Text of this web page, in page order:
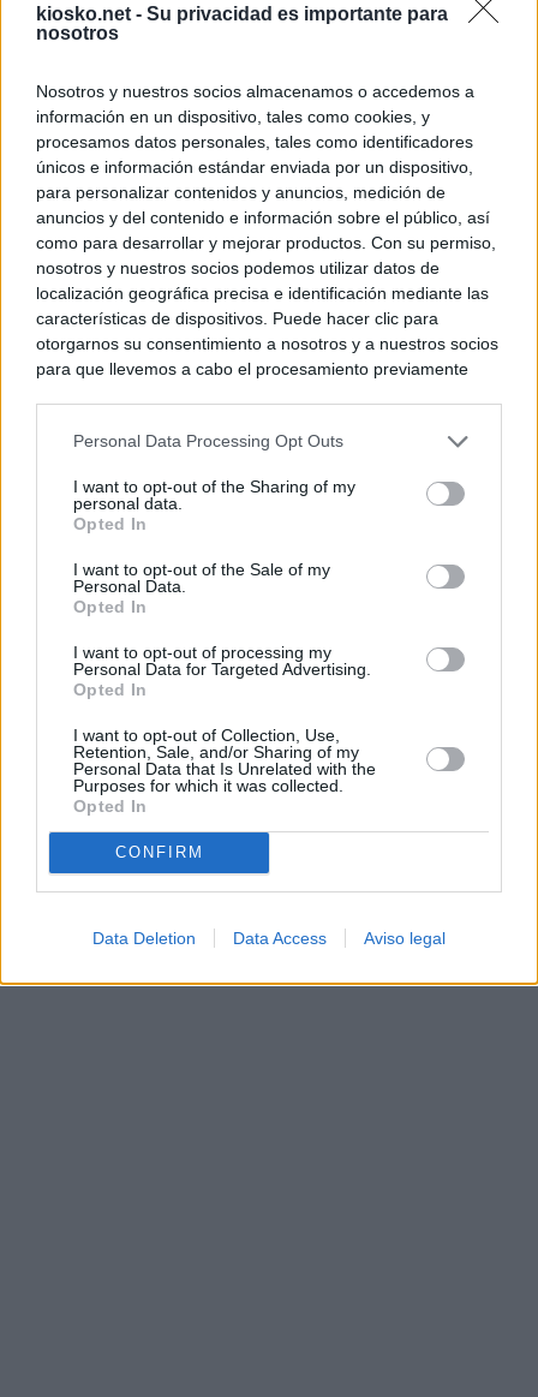
kiosko.net - Su privacidad es importante para
nosotros
Nosotros y nuestros socios almacenamos o accedemos a
información en un dispositivo, tales como cookies, y
procesamos datos personales, tales como identificadores
únicos e información estándar enviada por un dispositivo,
para personalizar contenidos y anuncios, medición de
anuncios y del contenido e información sobre el público, así
como para desarrollar y mejorar productos. Con su permiso,
nosotros y nuestros socios podemos utilizar datos de
localización geográfica precisa e identificación mediante las
características de dispositivos. Puede hacer clic para
otorgarnos su consentimiento a nosotros y a nuestros socios
para que llevemos a cabo el procesamiento previamente
negar su consentimiento. Tenga en cuenta que algún
de su consentimiento, pero usted tiene el derecho de
rechazar tal procesamiento. Sus preferencias se aplicarán
cualquier momento entrando de nuevo en este sitio web o
visitando nuestra política de privacidad.
Personal Data Processing Opt Outs
I want to opt-out of the Sharing of my
personal data.
Opted In
I want to opt-out of the Sale of my
Personal Data.
Opted In
I want to opt-out of processing my
Personal Data for Targeted Advertising.
Opted In
I want to opt-out of Collection, Use,
Retention, Sale, and/or Sharing of my
Personal Data that Is Unrelated with the
Purposes for which it was collected.
Opted In
CONFIRM
Data Deletion Data Access Aviso legal